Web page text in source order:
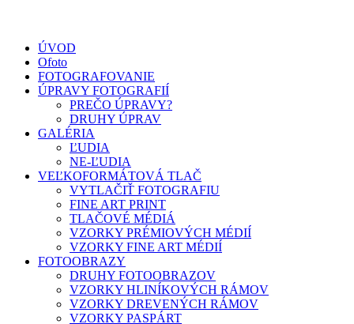
ÚVOD
Ofoto
FOTOGRAFOVANIE
ÚPRAVY FOTOGRAFIÍ
PREČO ÚPRAVY?
DRUHY ÚPRAV
GALÉRIA
ĽUDIA
NE-ĽUDIA
VEĽKOFORMÁTOVÁ TLAČ
VYTLAČIŤ FOTOGRAFIU
FINE ART PRINT
TLAČOVÉ MÉDIÁ
VZORKY PRÉMIOVÝCH MÉDIÍ
VZORKY FINE ART MÉDIÍ
FOTOOBRAZY
DRUHY FOTOOBRAZOV
VZORKY HLINÍKOVÝCH RÁMOV
VZORKY DREVENÝCH RÁMOV
VZORKY PASPÁRT